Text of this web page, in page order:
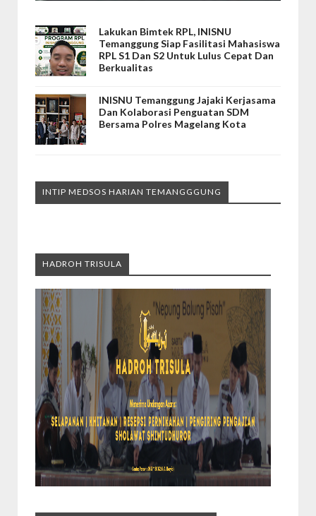
Lakukan Bimtek RPL, INISNU
Temanggung Siap Fasilitasi Mahasiswa
RPL S1 Dan S2 Untuk Lulus Cepat Dan
Berkualitas
INISNU Temanggung Jajaki Kerjasama
Dan Kolaborasi Penguatan SDM
Bersama Polres Magelang Kota
INTIP MEDSOS HARIAN TEMANGGGUNG
HADROH TRISULA